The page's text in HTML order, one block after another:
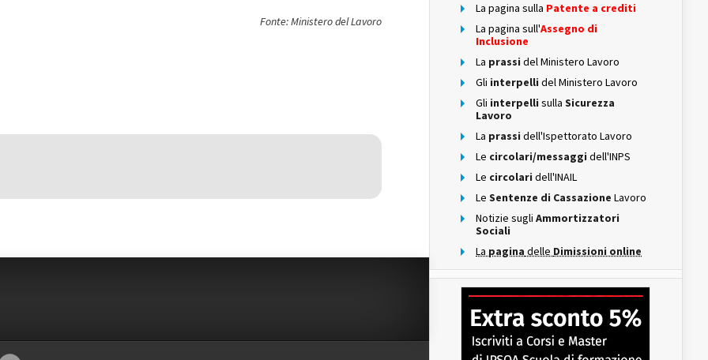
Fonte: Ministero del Lavoro
La pagina sulla Patente a crediti
La pagina sull'Assegno di
Inclusione
La prassi del Ministero Lavoro
Gli interpelli del Ministero Lavoro
Gli interpelli sulla Sicurezza
Lavoro
La prassi dell'Ispettorato Lavoro
Le circolari/messaggi dell'INPS
Le circolari dell'INAIL
Le Sentenze di Cassazione Lavoro
Notizie sugli Ammortizzatori
Sociali
La pagina delle Dimissioni online